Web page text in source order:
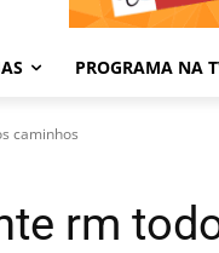
PROGRAMA NA
caminhos
rm